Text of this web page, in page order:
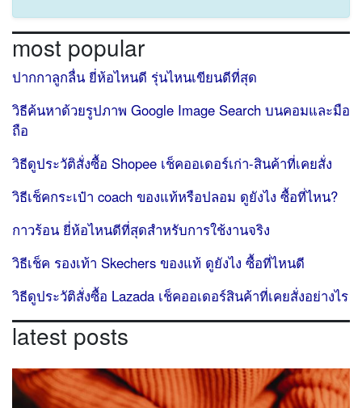
most popular
ปากกาลูกลื่น ยี่ห้อไหนดี รุ่นไหนเขียนดีที่สุด
วิธีค้นหาด้วยรูปภาพ Google Image Search บนคอมและมือ
ถือ
วิธีดูประวัติสั่งซื้อ Shopee เช็คออเดอร์เก่า-สินค้าที่เคยสั่ง
วิธีเช็คกระเป๋า coach ของแท้หรือปลอม ดูยังไง ซื้อที่ไหน?
กาวร้อน ยี่ห้อไหนดีที่สุดสำหรับการใช้งานจริง
วิธีเช็ค รองเท้า Skechers ของแท้ ดูยังไง ซื้อที่ไหนดี
วิธีดูประวัติสั่งซื้อ Lazada เช็คออเดอร์สินค้าที่เคยสั่งอย่างไร
latest posts